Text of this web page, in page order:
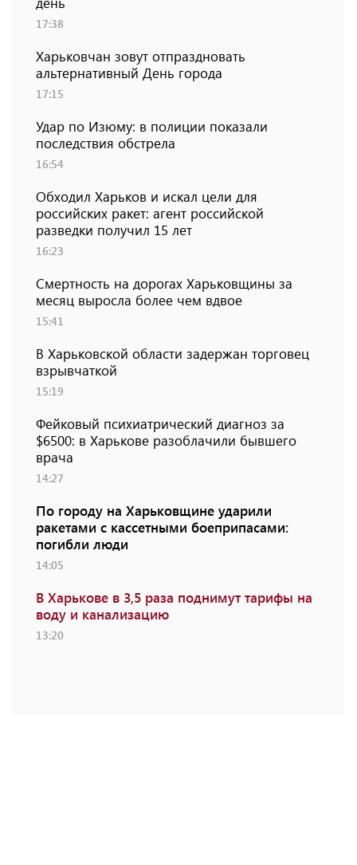
17:38
Харьковчан зовут отпраздновать
альтернативный День города
17:15
Удар по Изюму: в полиции показали
последствия обстрела
16:54
Обходил Харьков и искал цели для
российских ракет: агент российской
разведки получил 15 лет
16:23
Смертность на дорогах Харьковщины за
месяц выросла более чем вдвое
15:41
В Харьковской области задержан торговец
взрывчаткой
15:19
Фейковый психиатрический диагноз за
$6500: в Харькове разоблачили бывшего
врача
14:27
По городу на Харьковщине ударили
ракетами с кассетными боеприпасами:
погибли люди
14:05
В Харькове в 3,5 раза поднимут тарифы на
воду и канализацию
13:20